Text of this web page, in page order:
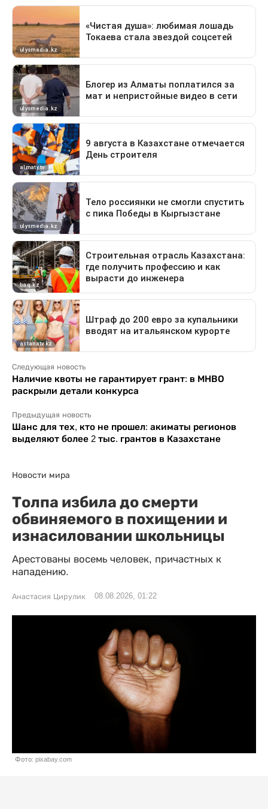
Следующая новость
Наличие квоты не гарантирует грант: в МНВО
раскрыли детали конкурса
Предыдущая новость
Шанс для тех, кто не прошел: акиматы регионов
выделяют более 2 тыс. грантов в Казахстане
Новости мира
Толпа избила до смерти
обвиняемого в похищении и
изнасиловании школьницы
Арестованы восемь человек, причастных к
нападению.
Анастасия Цирулик 08.08.2026, 01:22
Фото: pixabay.com